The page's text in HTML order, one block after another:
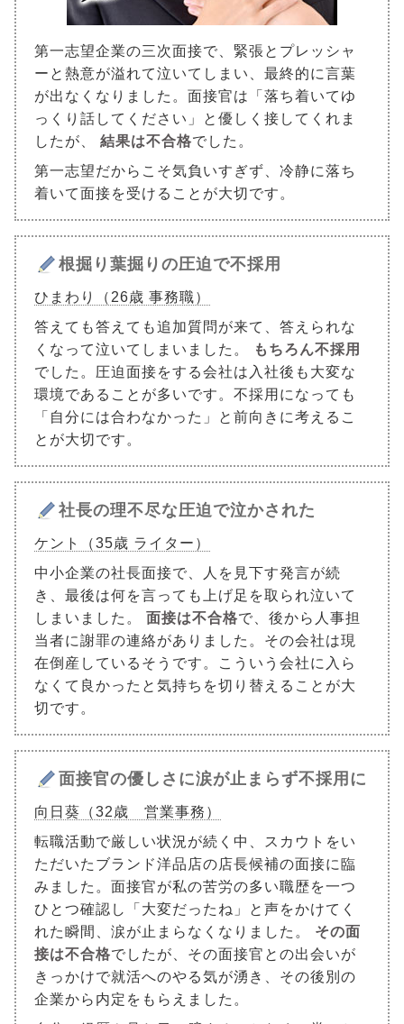
第一志望企業の三次面接で、緊張とプレッシャ
ーと熱意が溢れて泣いてしまい、最終的に言葉
が出なくなりました。面接官は「落ち着いてゆ
っくり話してください」と優しく接してくれま
したが、
結果は不合格でした。
第一志望だからこそ気負いすぎず、冷静に落ち
着いて面接を受けることが大切です。
根掘り葉掘りの圧迫で不採用
ひまわり（26歳 事務職）
答えても答えても追加質問が来て、答えられな
くなって泣いてしまいました。
もちろん不採用
でした。圧迫面接をする会社は入社後も大変な
環境であることが多いです。不採用になっても
「自分には合わなかった」と前向きに考えるこ
とが大切です。
社長の理不尽な圧迫で泣かされた
ケント（35歳 ライター）
中小企業の社長面接で、人を見下す発言が続
き、最後は何を言っても上げ足を取られ泣いて
しまいました。
面接は不合格で、後から人事担
当者に謝罪の連絡がありました。その会社は現
在倒産しているそうです。こういう会社に入ら
なくて良かったと気持ちを切り替えることが大
切です。
面接官の優しさに涙が止まらず不採用に
向日葵（32歳 営業事務）
転職活動で厳しい状況が続く中、スカウトをい
ただいたブランド洋品店の店長候補の面接に臨
みました。面接官が私の苦労の多い職歴を一つ
ひとつ確認し「大変だったね」と声をかけてく
れた瞬間、涙が止まらなくなりました。
その面
接は不合格でしたが、その面接官との出会いが
きっかけで就活へのやる気が湧き、その後別の
企業から内定をもらえました。